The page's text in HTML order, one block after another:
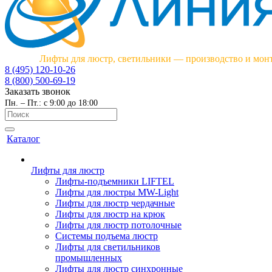
Лифты для люстр, светильники — производство и
8 (495) 120-10-26
8 (800) 500-69-19
Заказать звонок
Пн. – Пт.: с 9:00 до 18:00
Каталог
Лифты для люстр
Лифты-подъемники LIFTEL
Лифты для люстры MW-Light
Лифты для люстр чердачные
Лифты для люстр на крюк
Лифты для люстр потолочные
Системы подъема люстр
Лифты для светильников
промышленных
Лифты для люстр синхронные